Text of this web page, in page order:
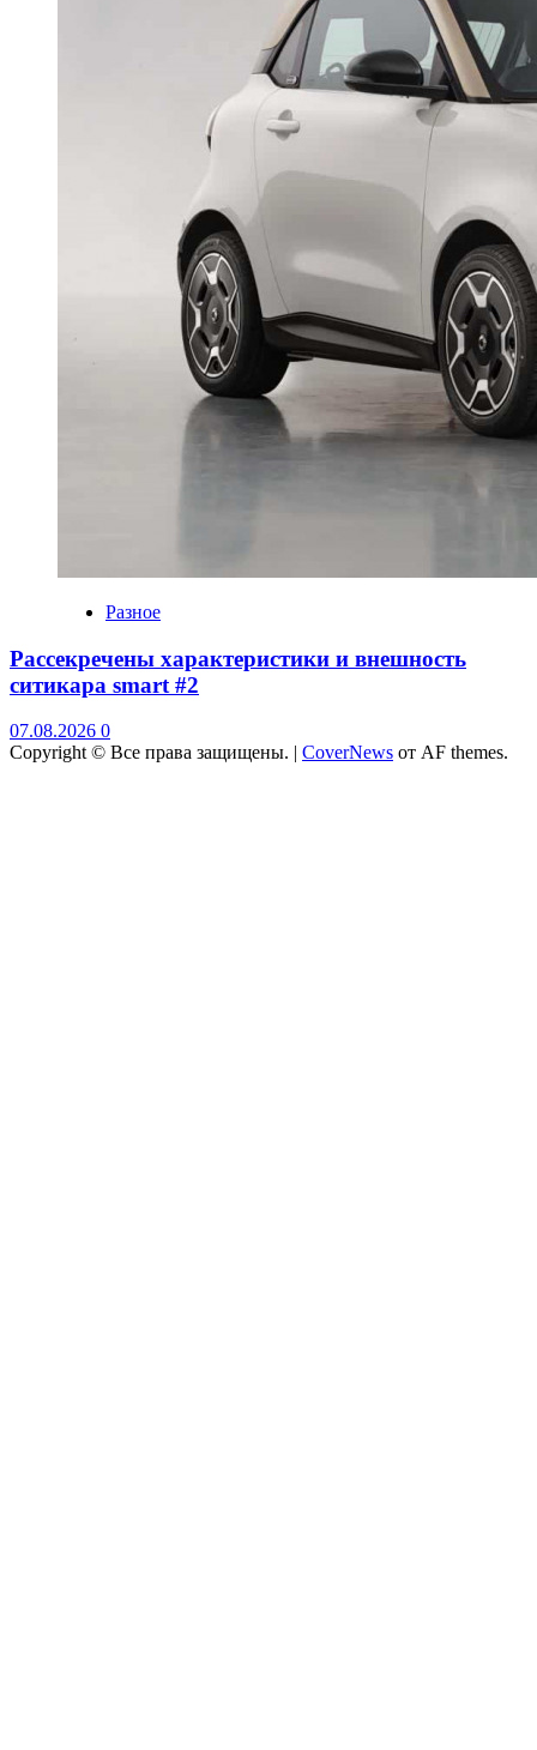
Разное
Рассекречены характеристики и внешность
ситикара smart #2
07.08.2026 0
Copyright © Все права защищены. | CoverNews от AF themes.